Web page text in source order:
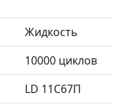
Жидкость
10000 циклов
LD 11С67П